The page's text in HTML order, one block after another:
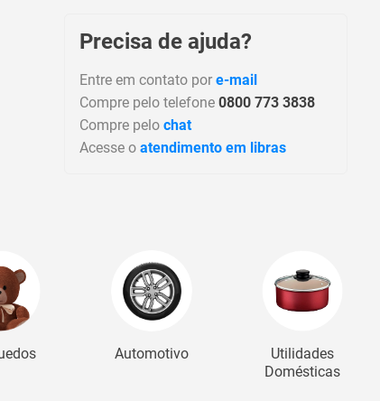
Precisa de ajuda?
Entre em contato por e-mail
Compre pelo telefone 0800 773 3838
Compre pelo chat
Acesse o atendimento em libras
Automotivo
Utilidades
Domésticas